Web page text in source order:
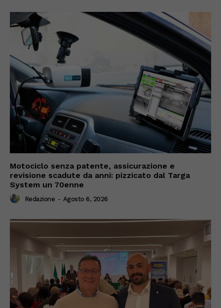
Motociclo senza patente, assicurazione e
revisione scadute da anni: pizzicato dal Targa
System un 70enne
Redazione - Agosto 6, 2026